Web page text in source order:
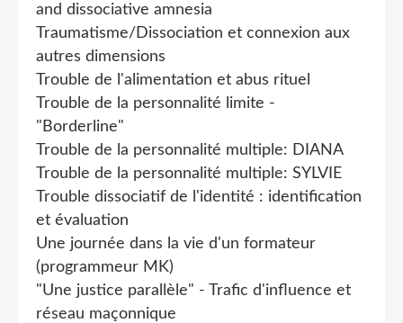
and dissociative amnesia
Traumatisme/Dissociation et connexion aux
autres dimensions
Trouble de l'alimentation et abus rituel
Trouble de la personnalité limite -
"Borderline"
Trouble de la personnalité multiple: DIANA
Trouble de la personnalité multiple: SYLVIE
Trouble dissociatif de l'identité : identification
et évaluation
Une journée dans la vie d'un formateur
(programmeur MK)
"Une justice parallèle" - Trafic d'influence et
réseau maçonnique